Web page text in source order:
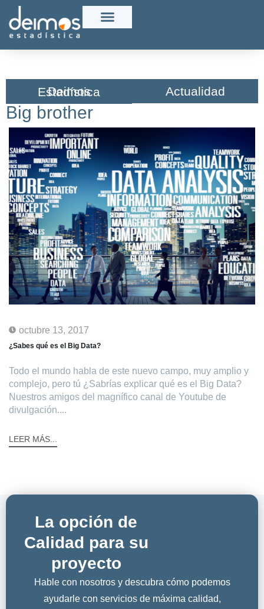
Deimos Estadística​ Actualidad
Big brother
octubre 13, 2017
¿Sabes qué es el Big Data?
Todo el mundo habla de este nuevo campo, muy amplio y
complejo, pero tú ¿Sabrías explicar qué es el Big Data?
Nuestros amigos del magnífico canal de Youtube de
divulgación....
LEER MÁS...
La opción de
Calidad para su
proyecto
Hable con nosotros y descubra cómo podemos
ayudarle con servicios de máxima calidad,